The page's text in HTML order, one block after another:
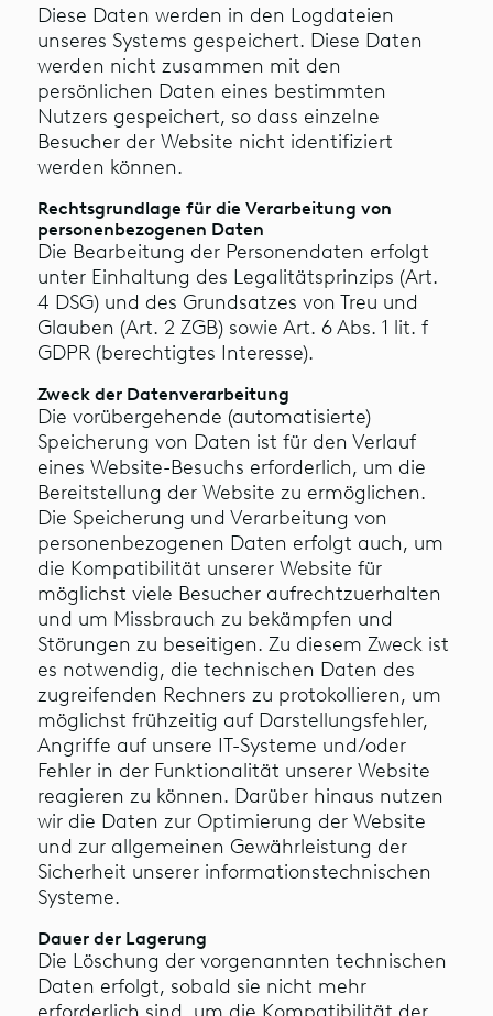
Diese Daten werden in den Logdateien
unseres Systems gespeichert. Diese Daten
werden nicht zusammen mit den
persönlichen Daten eines bestimmten
Nutzers gespeichert, so dass einzelne
Besucher der Website nicht identifiziert
werden können.
Rechtsgrundlage für die Verarbeitung von
personenbezogenen Daten
Die Bearbeitung der Personendaten erfolgt
unter Einhaltung des Legalitätsprinzips (Art.
4 DSG) und des Grundsatzes von Treu und
Glauben (Art. 2 ZGB) sowie Art. 6 Abs. 1 lit. f
GDPR (berechtigtes Interesse).
Zweck der Datenverarbeitung
Die vorübergehende (automatisierte)
Speicherung von Daten ist für den Verlauf
eines Website-Besuchs erforderlich, um die
Bereitstellung der Website zu ermöglichen.
Die Speicherung und Verarbeitung von
personenbezogenen Daten erfolgt auch, um
die Kompatibilität unserer Website für
möglichst viele Besucher aufrechtzuerhalten
und um Missbrauch zu bekämpfen und
Störungen zu beseitigen. Zu diesem Zweck ist
es notwendig, die technischen Daten des
zugreifenden Rechners zu protokollieren, um
möglichst frühzeitig auf Darstellungsfehler,
Angriffe auf unsere IT-Systeme und/oder
Fehler in der Funktionalität unserer Website
reagieren zu können. Darüber hinaus nutzen
wir die Daten zur Optimierung der Website
und zur allgemeinen Gewährleistung der
Sicherheit unserer informationstechnischen
Systeme.
Dauer der Lagerung
Die Löschung der vorgenannten technischen
Daten erfolgt, sobald sie nicht mehr